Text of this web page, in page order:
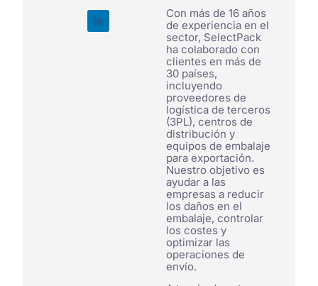
Con más de 16 años
de experiencia en el
sector, SelectPack
ha colaborado con
clientes en más de
30 países,
incluyendo
proveedores de
logística de terceros
(3PL), centros de
distribución y
equipos de embalaje
para exportación.
Nuestro objetivo es
ayudar a las
empresas a reducir
los daños en el
embalaje, controlar
los costes y
optimizar las
operaciones de
envío.